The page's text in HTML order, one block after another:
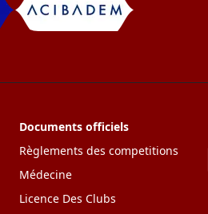
Documents officiels
Règlements des competitions
Médecine
Licence Des Clubs